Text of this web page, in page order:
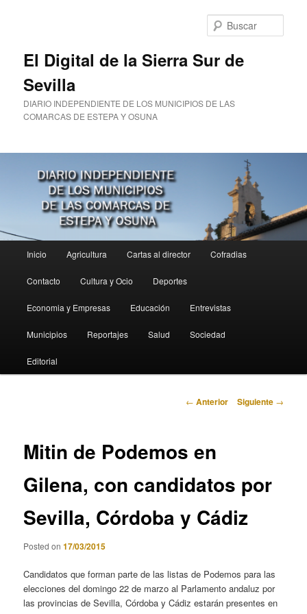
El Digital de la Sierra Sur de
Sevilla
DIARIO INDEPENDIENTE DE LOS MUNICIPIOS DE LAS
COMARCAS DE ESTEPA Y OSUNA
principal
Inicio Agricultura Cartas al director Cofradias
Contacto Cultura y Ocio Deportes
Economia y Empresas Educación Entrevistas
Municipios Reportajes Salud Sociedad
Editorial
Navegación
← Anterior Siguiente →
Mitin de Podemos en
Gilena, con candidatos por
Sevilla, Córdoba y Cádiz
Posted on17/03/2015
Candidatos que forman parte de las listas de Podemos para las
elecciones del domingo 22 de marzo al Parlamento andaluz por
las provincias de Sevilla, Córdoba y Cádiz estarán presentes en